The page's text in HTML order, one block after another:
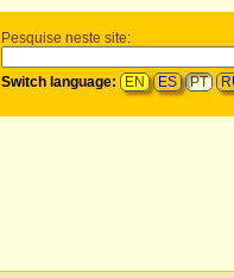
Pesquise neste site:
Switch language: EN ES PT